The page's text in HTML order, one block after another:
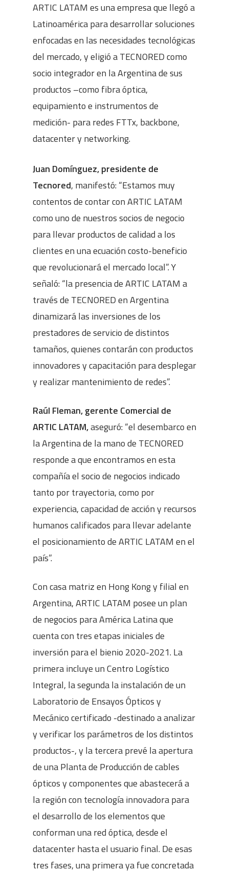
ARTIC LATAM es una empresa que llegó a
Latinoamérica para desarrollar soluciones
enfocadas en las necesidades tecnológicas
del mercado, y eligió a TECNORED como
socio integrador en la Argentina de sus
productos –como fibra óptica,
equipamiento e instrumentos de
medición- para redes FTTx, backbone,
datacenter y networking.
Juan Domínguez, presidente de
Tecnored, manifestó: “Estamos muy
contentos de contar con ARTIC LATAM
como uno de nuestros socios de negocio
para llevar productos de calidad a los
clientes en una ecuación costo-beneficio
que revolucionará el mercado local”. Y
señaló: “la presencia de ARTIC LATAM a
través de TECNORED en Argentina
dinamizará las inversiones de los
prestadores de servicio de distintos
tamaños, quienes contarán con productos
innovadores y capacitación para desplegar
y realizar mantenimiento de redes”.
Raúl Fleman, gerente Comercial de
ARTIC LATAM,aseguró: “el desembarco en
la Argentina de la mano de TECNORED
responde a que encontramos en esta
compañía el socio de negocios indicado
tanto por trayectoria, como por
experiencia, capacidad de acción y recursos
humanos calificados para llevar adelante
el posicionamiento de ARTIC LATAM en el
país”.
Con casa matriz en Hong Kong y filial en
Argentina, ARTIC LATAM posee un plan
de negocios para América Latina que
cuenta con tres etapas iniciales de
inversión para el bienio 2020-2021. La
primera incluye un Centro Logístico
Integral, la segunda la instalación de un
Laboratorio de Ensayos Ópticos y
Mecánico certificado -destinado a analizar
y verificar los parámetros de los distintos
productos-, y la tercera prevé la apertura
de una Planta de Producción de cables
ópticos y componentes que abastecerá a
la región con tecnología innovadora para
el desarrollo de los elementos que
conforman una red óptica, desde el
datacenter hasta el usuario final. De esas
tres fases, una primera ya fue concretada